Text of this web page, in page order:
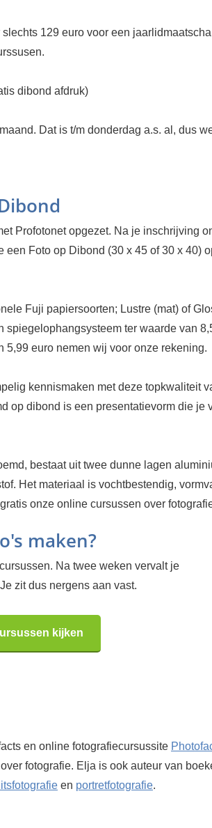
129 euro voor een
dibond afdruk)
Dat is t/m donderdag a.s. al, dus
Profotonet opgezet. Na je inschrijving
een Foto op Dibond (30 x 45 of 30 x 40)
Fuji papiersoorten; Lustre (mat) of
spiegelophangsysteem ter waarde van
5,99 euro nemen wij voor onze rekening.
kennismaken met deze topkwaliteit
op dibond is een presentatievorm die je
bestaat uit twee dunne lagen
Het materiaal is vochtbestendig,
maken?
onze online cursussen over
Na twee weken vervalt je
zit dus nergens aan vast.
kijken
en online fotografiecursussite
fotografie. Elja is ook auteur van
en portretfotografie.